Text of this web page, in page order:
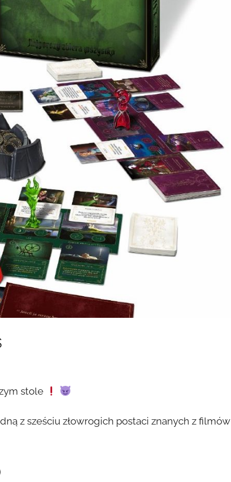
stole
z sześciu złowrogich postaci znanych z filmów